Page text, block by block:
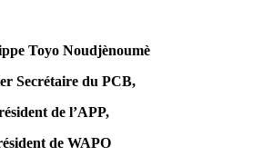
Toyo Noudjènoumè
Secrétaire du PCB,
de l’APP,
de WAPO